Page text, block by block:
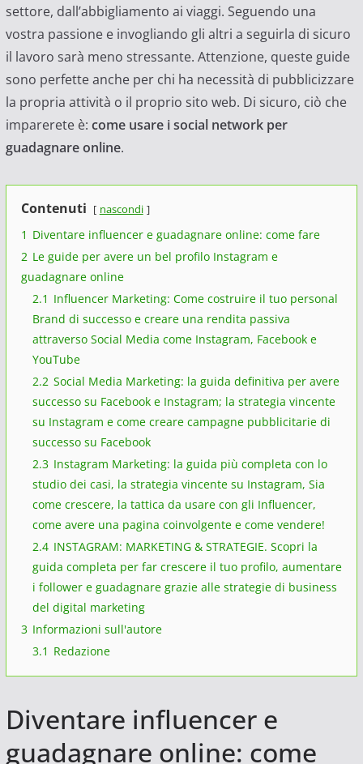
settore, dall’abbigliamento ai viaggi. Seguendo una
vostra passione e invogliando gli altri a seguirla di sicuro
il lavoro sarà meno stressante. Attenzione, queste guide
sono perfette anche per chi ha necessità di pubblicizzare
la propria attività o il proprio sito web. Di sicuro, ciò che
imparerete è: come usare i social network per
guadagnare online.
Contenuti nascondi
1 Diventare influencer e guadagnare online: come fare
2 Le guide per avere un bel profilo Instagram e
guadagnare online
2.1 Influencer Marketing: Come costruire il tuo personal
Brand di successo e creare una rendita passiva
attraverso Social Media come Instagram, Facebook e
YouTube
2.2 Social Media Marketing: la guida definitiva per avere
successo su Facebook e Instagram; la strategia vincente
su Instagram e come creare campagne pubblicitarie di
successo su Facebook
2.3 Instagram Marketing: la guida più completa con lo
studio dei casi, la strategia vincente su Instagram, Sia
come crescere, la tattica da usare con gli Influencer,
come avere una pagina coinvolgente e come vendere!
2.4 INSTAGRAM: MARKETING & STRATEGIE. Scopri la
guida completa per far crescere il tuo profilo, aumentare
i follower e guadagnare grazie alle strategie di business
del digital marketing
3 Informazioni sull'autore
3.1 Redazione
Diventare influencer e
guadagnare online: come